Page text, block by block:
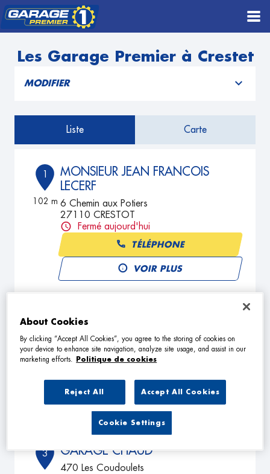
Les Garage Premier à Crestet
MODIFIER
Liste Carte
1
102 m
MONSIEUR JEAN FRANCOIS
LECERF
6 Chemin aux Potiers
27110 CRESTOT
Fermé aujourd'hui
TÉLÉPHONE
VOIR PLUS
2
18.47
km
CARROSSERIE ENRIETTO
256 Boulevard Alfred Naquet
84200 CARPENTRAS
Fermé aujourd'hui
3 GARAGE CHAUD
470 Les Coudoulets
About Cookies
By clicking “Accept All Cookies”, you agree to the storing of cookies on
your device to enhance site navigation, analyze site usage, and assist in our
marketing efforts.
Politique de cookies
Reject All Accept All Cookies
Cookie Settings